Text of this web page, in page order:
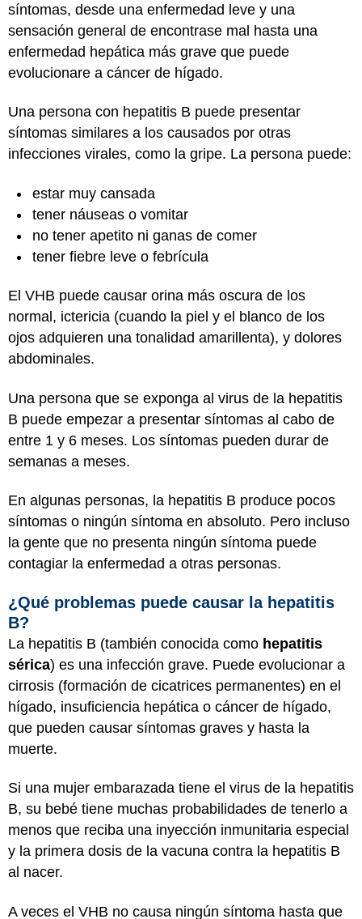
síntomas, desde una enfermedad leve y una
sensación general de encontrase mal hasta una
enfermedad hepática más grave que puede
evolucionare a cáncer de hígado.
Una persona con hepatitis B puede presentar
síntomas similares a los causados por otras
infecciones virales, como la gripe. La persona puede:
estar muy cansada
tener náuseas o vomitar
no tener apetito ni ganas de comer
tener fiebre leve o febrícula
El VHB puede causar orina más oscura de los
normal, ictericia (cuando la piel y el blanco de los
ojos adquieren una tonalidad amarillenta), y dolores
abdominales.
Una persona que se exponga al virus de la hepatitis
B puede empezar a presentar síntomas al cabo de
entre 1 y 6 meses. Los síntomas pueden durar de
semanas a meses.
En algunas personas, la hepatitis B produce pocos
síntomas o ningún síntoma en absoluto. Pero incluso
la gente que no presenta ningún síntoma puede
contagiar la enfermedad a otras personas.
¿Qué problemas puede causar la hepatitis
B?
La hepatitis B (también conocida como hepatitis
sérica) es una infección grave. Puede evolucionar a
cirrosis (formación de cicatrices permanentes) en el
hígado, insuficiencia hepática o cáncer de hígado,
que pueden causar síntomas graves y hasta la
muerte.
Si una mujer embarazada tiene el virus de la hepatitis
B, su bebé tiene muchas probabilidades de tenerlo a
menos que reciba una inyección inmunitaria especial
y la primera dosis de la vacuna contra la hepatitis B
al nacer.
A veces el VHB no causa ningún síntoma hasta que